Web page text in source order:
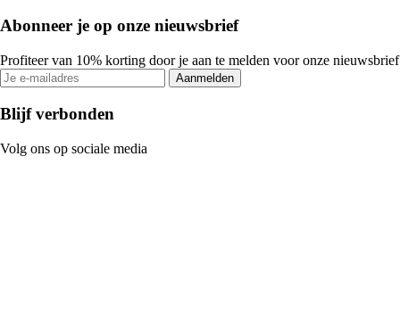
Abonneer je op onze nieuwsbrief
Profiteer van 10% korting door je aan te melden voor onze nieuwsbrief
Aanmelden
Blijf verbonden
Volg ons op sociale media